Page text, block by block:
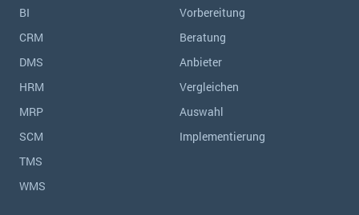
BI
CRM
DMS
HRM
MRP
SCM
TMS
WMS
Vorbereitung
Beratung
Anbieter
Vergleichen
Auswahl
Implementierung